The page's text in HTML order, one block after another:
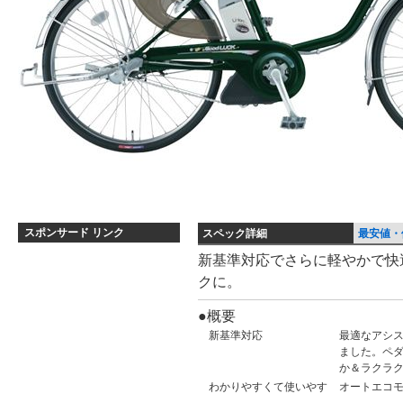
スポンサード リンク スペック詳細 最安値
ス
ペ
ッ
ク
新基準対応でさらに軽やかで
クに。
●概要
新基準対応
最適なアシ
ました。ペ
か＆ラクラ
わかりやすくて使いやす
オートエコ